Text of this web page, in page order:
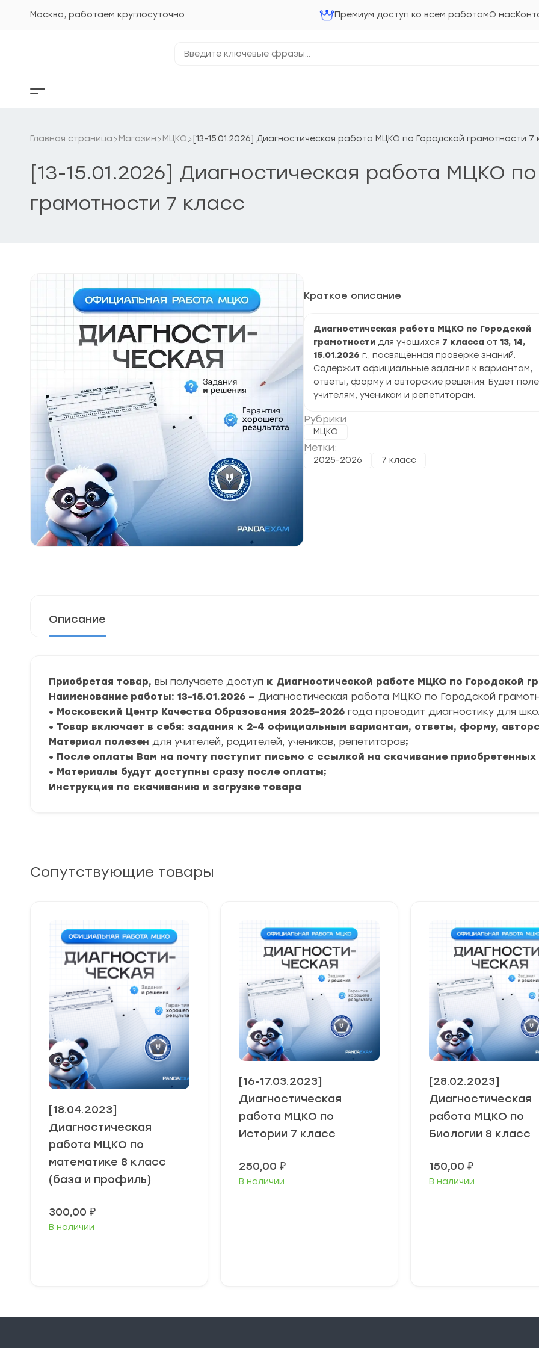
Москва, работаем круглосуточно Премиум доступ ко всем работамО нас
ключевые
Кнопка
бокового
Главная страница Магазин МЦКО [13-15.01.2026] Диагностическая работа МЦКО по Городской грамотности 7
[13-15.01.2026] Диагностическая работа МЦКО
грамотности 7 класс
Краткое описание
Диагностическая работа МЦКО по Городской
грамотности для учащихся 7 класса от 13, 14,
15.01.2026 г., посвящённая проверке знаний.
Содержит официальные задания к вариантам,
ответы, форму и авторские решения. Будет
учителям, ученикам и репетиторам.
Рубрики:
МЦКО
Метки:
2025-2026 7 класс
Описание
Приобретая товар, вы получаете доступ к Диагностической работе МЦКО по Городской
Наименование работы: 13-15.01.2026 — Диагностическая работа МЦКО по Городской
• Московский Центр Качества Образования 2025-2026 года проводит диагностику для
• Товар включает в себя: задания к 2-4 официальным вариантам, ответы, форму,
Материал полезен для учителей, родителей, учеников, репетиторов;
• После оплаты Вам на почту поступит письмо с ссылкой на скачивание приобретенных
• Материалы будут доступны сразу после оплаты;
Инструкция по скачиванию и загрузке товара
Сопутствующие товары
[18.04.2023]
Диагностическая
работа МЦКО по
математике 8 класс
(база и профиль)
300,00 ₽
В наличии
[16-17.03.2023]
Диагностическая
работа МЦКО по
Истории 7 класс
250,00 ₽
В наличии
[28.02.2023]
Диагностическая
работа МЦКО по
Биологии 8 класс
150,00 ₽
В наличии